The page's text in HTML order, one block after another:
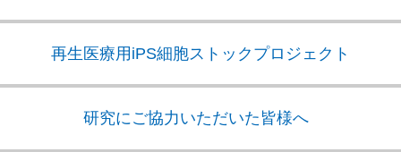
再生医療用iPS細胞ストックプロジェクト
研究にご協力いただいた皆様へ